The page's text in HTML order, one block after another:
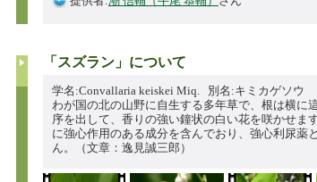
「スズラン」について
学名:Convallaria keiskei Miq. 別名:キミカゲソウ
わが国の北の山野に自生する多年草で、根は横に
序を出して、香りの強い鐘状の白い花を咲かせま
に強心作用のある成分を含んでおり、強心利尿薬
ん。（文章：逸見誠三郎）